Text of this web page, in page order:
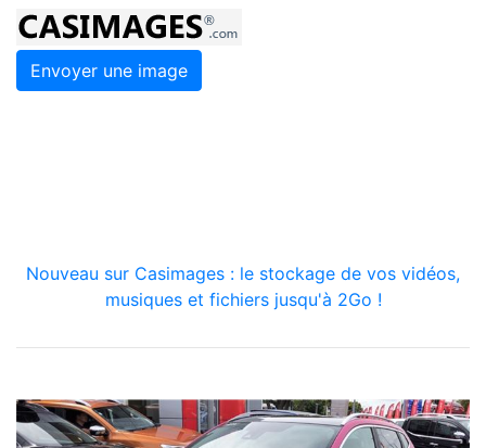
Envoyer une image
Nouveau sur Casimages : le stockage de vos vidéos,
musiques et fichiers jusqu'à 2Go !